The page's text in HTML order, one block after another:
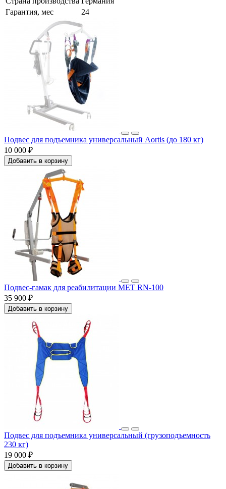
Гарантия, мес
24
Подвес для подъемника универсальный Aortis (до 180 кг)
10 000 ₽
Добавить в корзину
Подвес-гамак для реабилитации MET RN-100
35 900 ₽
Добавить в корзину
Подвес для подъемника универсальный (грузоподъемность
230 кг)
19 000 ₽
Добавить в корзину